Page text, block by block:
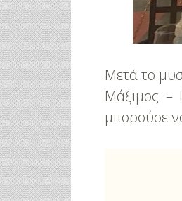
Μετά το
Μάξιμος –
μπορούσε